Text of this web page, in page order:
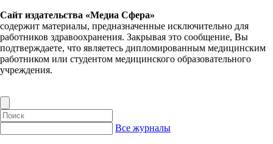
Сайт издательства «Медиа Сфера»
содержит материалы, предназначенные исключительно для
работников здравоохранения. Закрывая это сообщение, Вы
подтверждаете, что являетесь дипломированным медицинским
работником или студентом медицинского образовательного
учреждения.
Все журналы